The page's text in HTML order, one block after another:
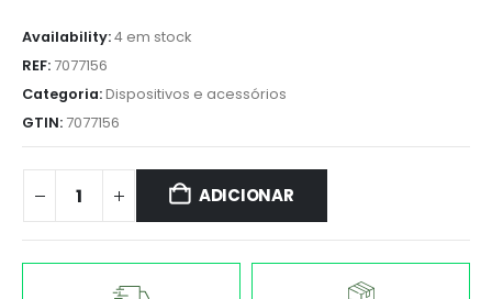
Availability:4 em stock
REF: 7077156
Categoria:Dispositivos e acessórios
GTIN: 7077156
ADICIONAR